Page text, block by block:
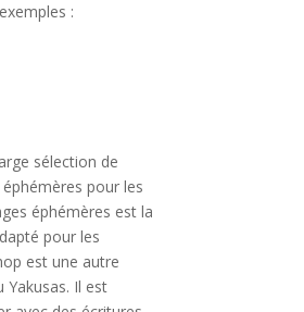
:
sélection de
pour les
éphémères est la
pour les
est une autre
Il est